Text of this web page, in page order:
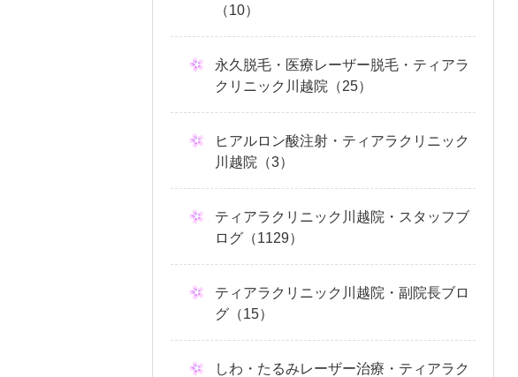
（10）
永久脱毛・医療レーザー脱毛・ティアラ
クリニック川越院（25）
ヒアルロン酸注射・ティアラクリニック
川越院（3）
ティアラクリニック川越院・スタッフブ
ログ（1129）
ティアラクリニック川越院・副院長ブロ
グ（15）
しわ・たるみレーザー治療・ティアラク